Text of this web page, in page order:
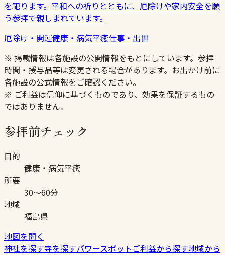
を祀ります。平和への祈りとともに、厄除けや家内安全を願
う参拝で親しまれています。
厄除け・開運健康・病気平癒仕事・出世
※ 掲載情報は各施設の公開情報をもとにしています。参拝
時間・授与品等は変更される場合があります。お出かけ前に
各施設の公式情報をご確認ください。
※ ご利益は信仰に基づくものであり、効果を保証するもの
ではありません。
参拝前チェック
目的
健康・病気平癒
所要
30〜60分
地域
福島県
地図を開く
神社を探す寺を探すパワースポットご利益から探す地域から